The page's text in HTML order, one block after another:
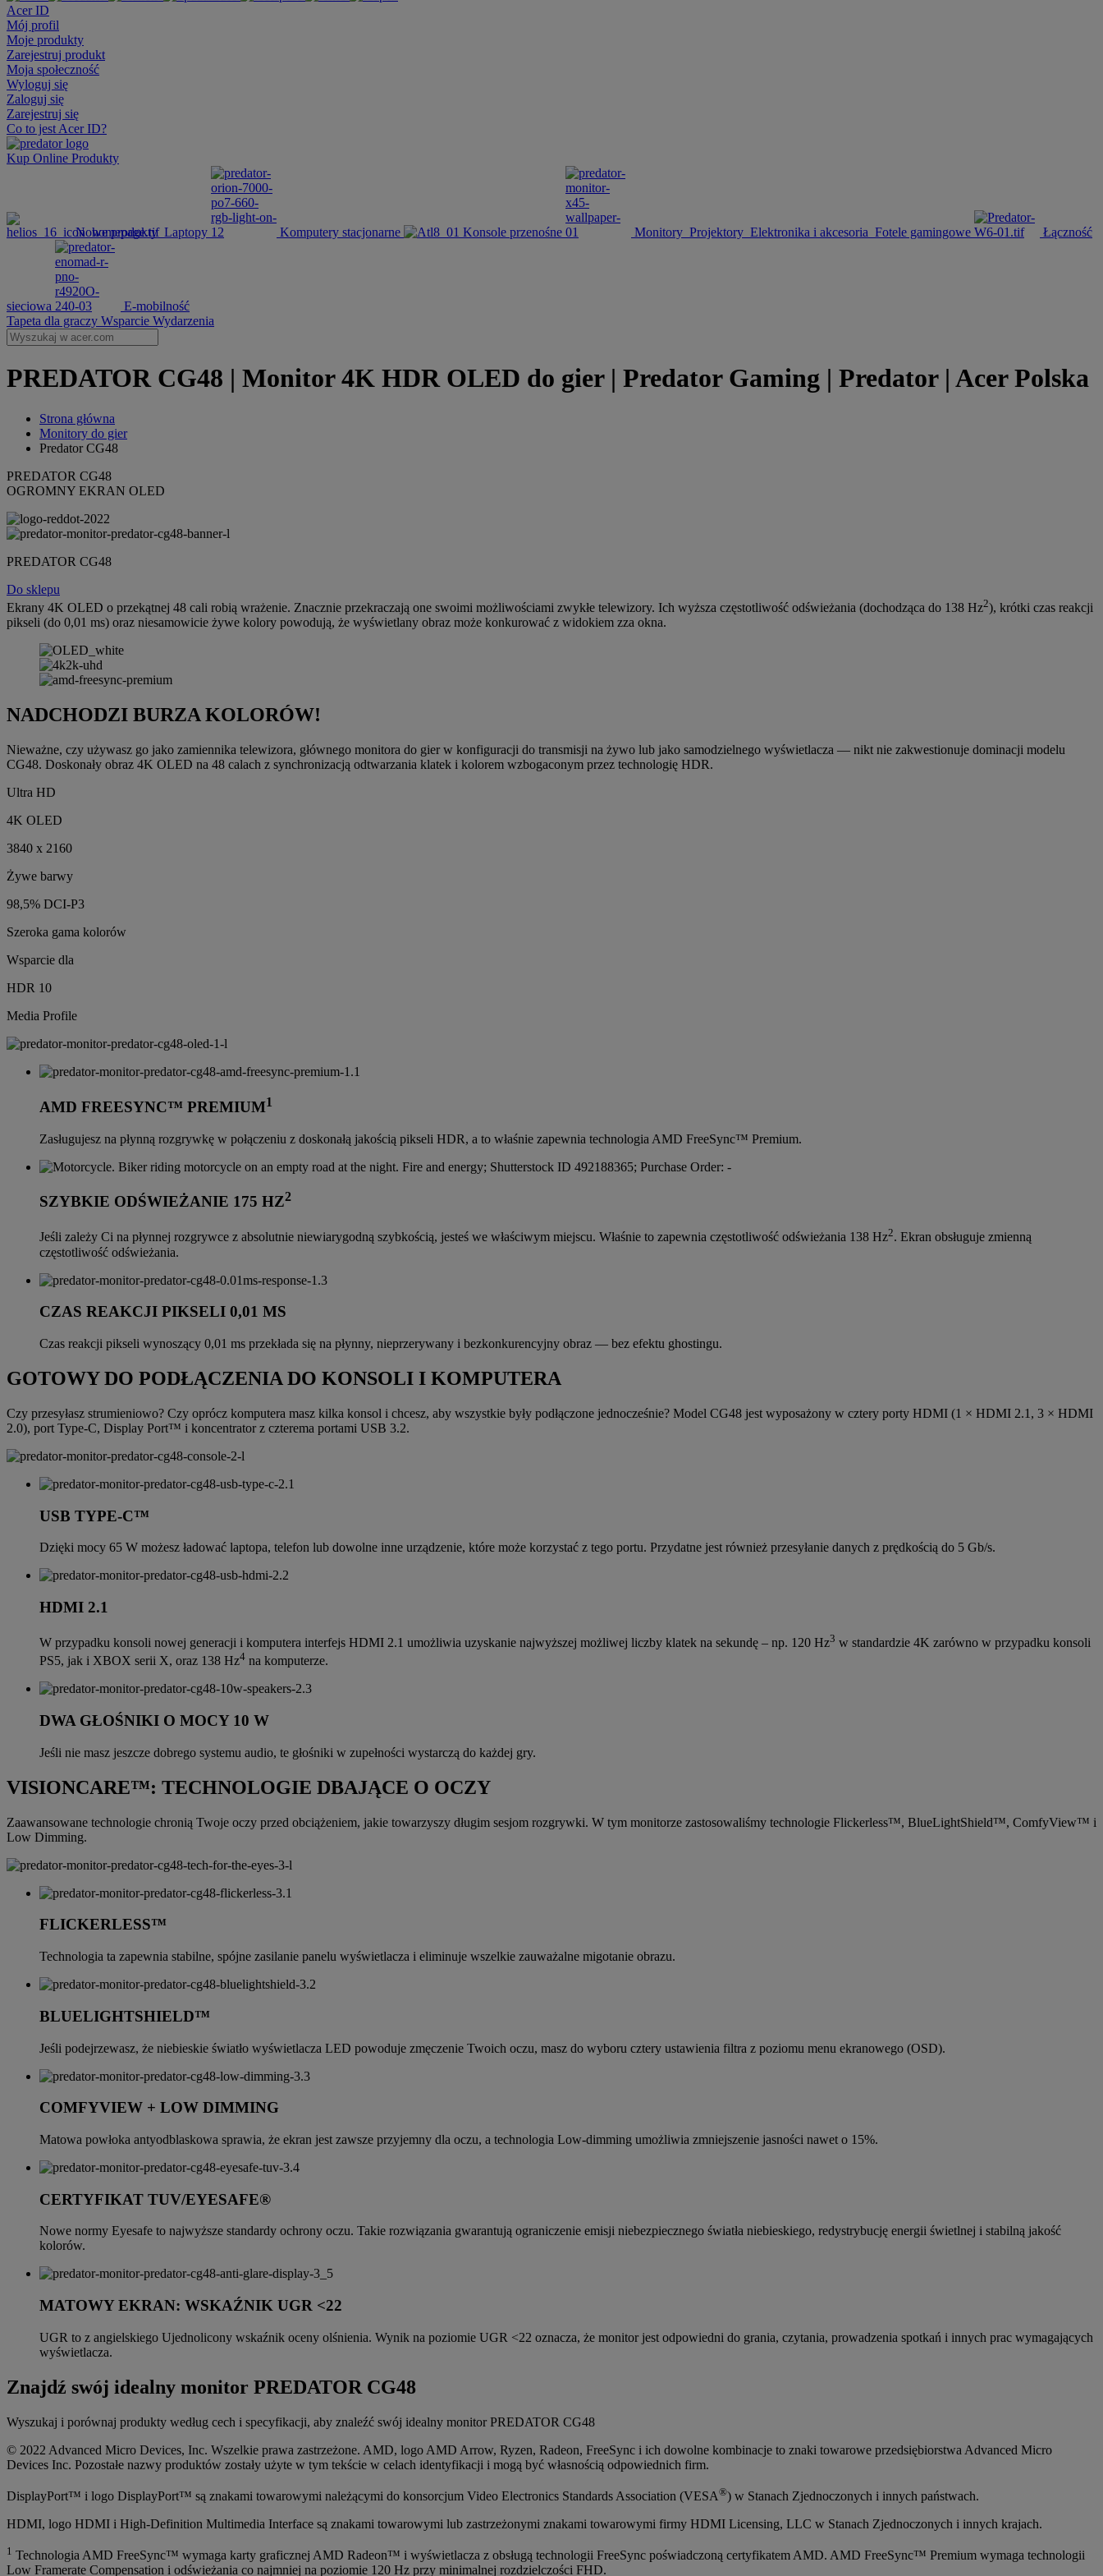
Acer ID
Mój profil
Moje produkty
Zarejestruj produkt
Moja społeczność
Wyloguj się
Zaloguj się
Zarejestruj się
Co to jest Acer ID?
Kup Online Produkty
Nowe produkty Laptopy Komputery stacjonarne Konsole przenośne Monitory Projektory Elektronika i akcesoria Fotele gamingowe Łączność
sieciowa
E-mobilność
Tapeta dla graczy Wsparcie Wydarzenia
PREDATOR CG48 | Monitor 4K HDR OLED do gier | Predator Gaming | Predator | Acer Polska
Strona główna
Monitory do gier
Predator CG48
PREDATOR CG48
OGROMNY EKRAN OLED
PREDATOR CG48
Do sklepu
Ekrany 4K OLED o przekątnej 48 cali robią wrażenie. Znacznie przekraczają one swoimi możliwościami zwykłe telewizory. Ich wyższa częstotliwość odświeżania (dochodząca do 138 Hz2), krótki czas reakcji
pikseli (do 0,01 ms) oraz niesamowicie żywe kolory powodują, że wyświetlany obraz może konkurować z widokiem zza okna.
NADCHODZI BURZA KOLORÓW!
Nieważne, czy używasz go jako zamiennika telewizora, głównego monitora do gier w konfiguracji do transmisji na żywo lub jako samodzielnego wyświetlacza — nikt nie zakwestionuje dominacji modelu
CG48. Doskonały obraz 4K OLED na 48 calach z synchronizacją odtwarzania klatek i kolorem wzbogaconym przez technologię HDR.
Ultra HD
4K OLED
3840 x 2160
Żywe barwy
98,5% DCI-P3
Szeroka gama kolorów
Wsparcie dla
HDR 10
Media Profile
AMD FREESYNC™ PREMIUM1
Zasługujesz na płynną rozgrywkę w połączeniu z doskonałą jakością pikseli HDR, a to właśnie zapewnia technologia AMD FreeSync™ Premium.
SZYBKIE ODŚWIEŻANIE 175 HZ2
Jeśli zależy Ci na płynnej rozgrywce z absolutnie niewiarygodną szybkością, jesteś we właściwym miejscu. Właśnie to zapewnia częstotliwość odświeżania 138 Hz2. Ekran obsługuje zmienną
częstotliwość odświeżania.
CZAS REAKCJI PIKSELI 0,01 MS
Czas reakcji pikseli wynoszący 0,01 ms przekłada się na płynny, nieprzerywany i bezkonkurencyjny obraz — bez efektu ghostingu.
GOTOWY DO PODŁĄCZENIA DO KONSOLI I KOMPUTERA
Czy przesyłasz strumieniowo? Czy oprócz komputera masz kilka konsol i chcesz, aby wszystkie były podłączone jednocześnie? Model CG48 jest wyposażony w cztery porty HDMI (1 × HDMI 2.1, 3 × HDMI
2.0), port Type-C, Display Port™ i koncentrator z czterema portami USB 3.2.
USB TYPE-C™
Dzięki mocy 65 W możesz ładować laptopa, telefon lub dowolne inne urządzenie, które może korzystać z tego portu. Przydatne jest również przesyłanie danych z prędkością do 5 Gb/s.
HDMI 2.1
W przypadku konsoli nowej generacji i komputera interfejs HDMI 2.1 umożliwia uzyskanie najwyższej możliwej liczby klatek na sekundę – np. 120 Hz3 w standardzie 4K zarówno w przypadku konsoli
PS5, jak i XBOX serii X, oraz 138 Hz4 na komputerze.
DWA GŁOŚNIKI O MOCY 10 W
Jeśli nie masz jeszcze dobrego systemu audio, te głośniki w zupełności wystarczą do każdej gry.
VISIONCARE™: TECHNOLOGIE DBAJĄCE O OCZY
Zaawansowane technologie chronią Twoje oczy przed obciążeniem, jakie towarzyszy długim sesjom rozgrywki. W tym monitorze zastosowaliśmy technologie Flickerless™, BlueLightShield™, ComfyView™ i
Low Dimming.
FLICKERLESS™
Technologia ta zapewnia stabilne, spójne zasilanie panelu wyświetlacza i eliminuje wszelkie zauważalne migotanie obrazu.
BLUELIGHTSHIELD™
Jeśli podejrzewasz, że niebieskie światło wyświetlacza LED powoduje zmęczenie Twoich oczu, masz do wyboru cztery ustawienia filtra z poziomu menu ekranowego (OSD).
COMFYVIEW + LOW DIMMING
Matowa powłoka antyodblaskowa sprawia, że ekran jest zawsze przyjemny dla oczu, a technologia Low-dimming umożliwia zmniejszenie jasności nawet o 15%.
CERTYFIKAT TUV/EYESAFE®
Nowe normy Eyesafe to najwyższe standardy ochrony oczu. Takie rozwiązania gwarantują ograniczenie emisji niebezpiecznego światła niebieskiego, redystrybucję energii świetlnej i stabilną jakość
kolorów.
MATOWY EKRAN: WSKAŹNIK UGR <22
UGR to z angielskiego Ujednolicony wskaźnik oceny olśnienia. Wynik na poziomie UGR <22 oznacza, że monitor jest odpowiedni do grania, czytania, prowadzenia spotkań i innych prac wymagających
wyświetlacza.
Znajdź swój idealny monitor PREDATOR CG48
Wyszukaj i porównaj produkty według cech i specyfikacji, aby znaleźć swój idealny monitor PREDATOR CG48
© 2022 Advanced Micro Devices, Inc. Wszelkie prawa zastrzeżone. AMD, logo AMD Arrow, Ryzen, Radeon, FreeSync i ich dowolne kombinacje to znaki towarowe przedsiębiorstwa Advanced Micro
Devices Inc. Pozostałe nazwy produktów zostały użyte w tym tekście w celach identyfikacji i mogą być własnością odpowiednich firm.
DisplayPort™ i logo DisplayPort™ są znakami towarowymi należącymi do konsorcjum Video Electronics Standards Association (VESA®) w Stanach Zjednoczonych i innych państwach.
HDMI, logo HDMI i High-Definition Multimedia Interface są znakami towarowymi lub zastrzeżonymi znakami towarowymi firmy HDMI Licensing, LLC w Stanach Zjednoczonych i innych krajach.
1 Technologia AMD FreeSync™ wymaga karty graficznej AMD Radeon™ i wyświetlacza z obsługą technologii FreeSync poświadczoną certyfikatem AMD. AMD FreeSync™ Premium wymaga technologii
Low Framerate Compensation i odświeżania co najmniej na poziomie 120 Hz przy minimalnej rozdzielczości FHD.